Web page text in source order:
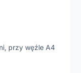
przy węźle A4